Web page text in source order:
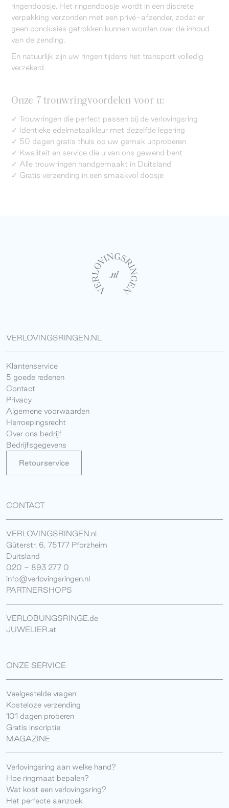
ringendoosje. Het ringendoosje wordt in een discrete
verpakking verzonden met een privé-afzender, zodat er
geen conclusies getrokken kunnen worden over de inhoud
van de zending.
En natuurlijk zijn uw ringen tijdens het transport volledig
verzekerd.
Onze 7 trouwringvoordelen voor u:
✓ Trouwringen die perfect passen bij de verlovingsring
✓ Identieke edelmetaalkleur met dezelfde legering
✓ 50 dagen gratis thuis op uw gemak uitproberen
✓ Kwaliteit en service die u van ons gewend bent
✓ Alle trouwringen handgemaakt in Duitsland
✓ Gratis verzending in een smaakvol doosje
VERLOVINGSRINGEN.NL
Klantenservice
5 goede redenen
Contact
Privacy
Algemene voorwaarden
Herroepingsrecht
Over ons bedrijf
Bedrijfsgegevens
Retourservice
CONTACT
VERLOVINGSRINGEN.nl
Güterstr. 6, 75177 Pforzheim
Duitsland
020 - 893 277 0
info@verlovingsringen.nl
PARTNERSHOPS
VERLOBUNGSRINGE.de
JUWELIER.at
ONZE SERVICE
Veelgestelde vragen
Kosteloze verzending
101 dagen proberen
Gratis inscriptie
MAGAZINE
Verlovingsring aan welke hand?
Hoe ringmaat bepalen?
Wat kost een verlovingsring?
Het perfecte aanzoek